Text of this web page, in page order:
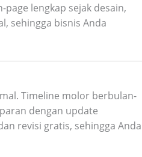
page lengkap sejak desain,
sehingga bisnis Anda
Timeline molor berbulan-
dengan update
revisi gratis, sehingga Anda